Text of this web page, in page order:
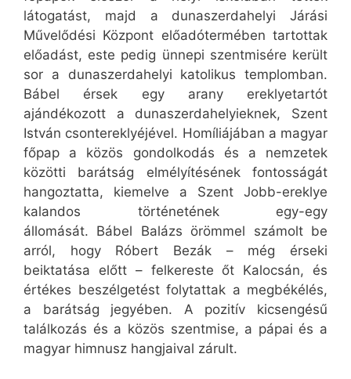
látogatást, majd a dunaszerdahelyi Járási
Művelődési Központ előadótermében tartottak
előadást, este pedig ünnepi szentmisére került
sor a dunaszerdahelyi katolikus templomban.
Bábel érsek egy arany ereklyetartót
ajándékozott a dunaszerdahelyieknek, Szent
István csontereklyéjével. Homíliájában a magyar
főpap a közös gondolkodás és a nemzetek
közötti barátság elmélyítésének fontosságát
hangoztatta, kiemelve a Szent Jobb-ereklye
kalandos történetének egy-egy
állomását. Bábel Balázs örömmel számolt be
arról, hogy Róbert Bezák – még érseki
beiktatása előtt – felkereste őt Kalocsán, és
értékes beszélgetést folytattak a megbékélés,
a barátság jegyében. A pozitív kicsengésű
találkozás és a közös szentmise, a pápai és a
magyar himnusz hangjaival zárult.